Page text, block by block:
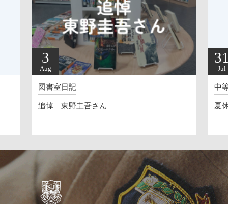
それぞれにどう向き合ったらいいかを具体的に示しています。特に、こ
のような時に生じがちな偏見や差別について、巻き込まれないようにし
たいです。 ＊病気だけでなく、そうした様々な感染と戦っている医療関
係者に感謝とエールを送ろうという活動も紹介します。 ＃FridayOvation
福岡市HP 高島市長の会見（Friday Ovationの件は9：26～）
31
Jul
中等部校長
夏休みへ（20260724）